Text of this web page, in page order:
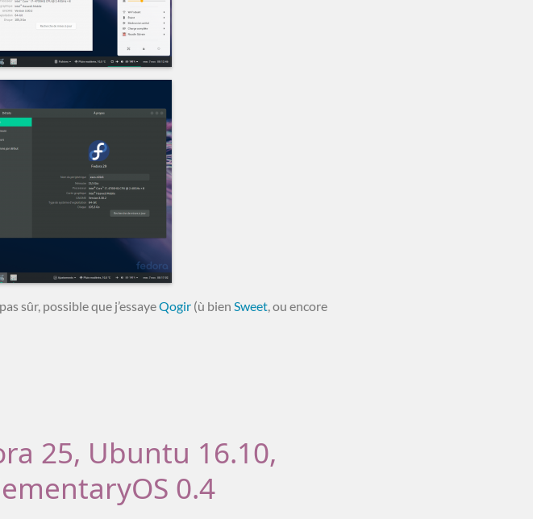
sûr, possible que j’essayeQogir (ù bien Sweet, ou encore
25, Ubuntu 16.10,
0.4